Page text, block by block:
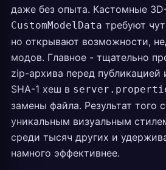
даже без опыта. Кастомные
CustomModelData требуют
но открывают возможности,
модов. Главное - тщательно
zip-архива перед публикацией
SHA-1 хеш в
замены файла. Результат того
уникальным визуальным
среди тысяч других и
намного эффективнее.